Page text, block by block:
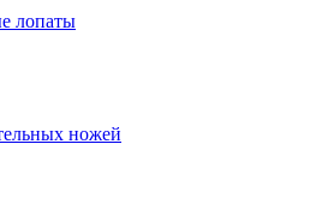
лопаты
ножей